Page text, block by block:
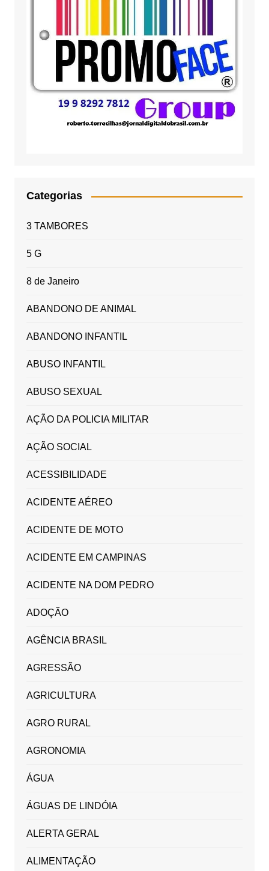
Categorias
3 TAMBORES
5 G
8 de Janeiro
ABANDONO DE ANIMAL
ABANDONO INFANTIL
ABUSO INFANTIL
ABUSO SEXUAL
AÇÃO DA POLICIA MILITAR
AÇÃO SOCIAL
ACESSIBILIDADE
ACIDENTE AÉREO
ACIDENTE DE MOTO
ACIDENTE EM CAMPINAS
ACIDENTE NA DOM PEDRO
ADOÇÃO
AGÊNCIA BRASIL
AGRESSÃO
AGRICULTURA
AGRO RURAL
AGRONOMIA
ÁGUA
ÁGUAS DE LINDÓIA
ALERTA GERAL
ALIMENTAÇÃO